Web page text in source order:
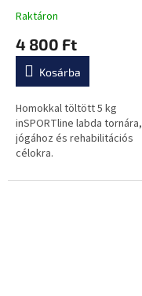
A
átlagos
értékelése
0,0
csillag.
Raktáron
4 800 Ft
Kosárba
Homokkal töltött 5 kg
inSPORTline labda tornára,
jógához és rehabilitációs
célokra.